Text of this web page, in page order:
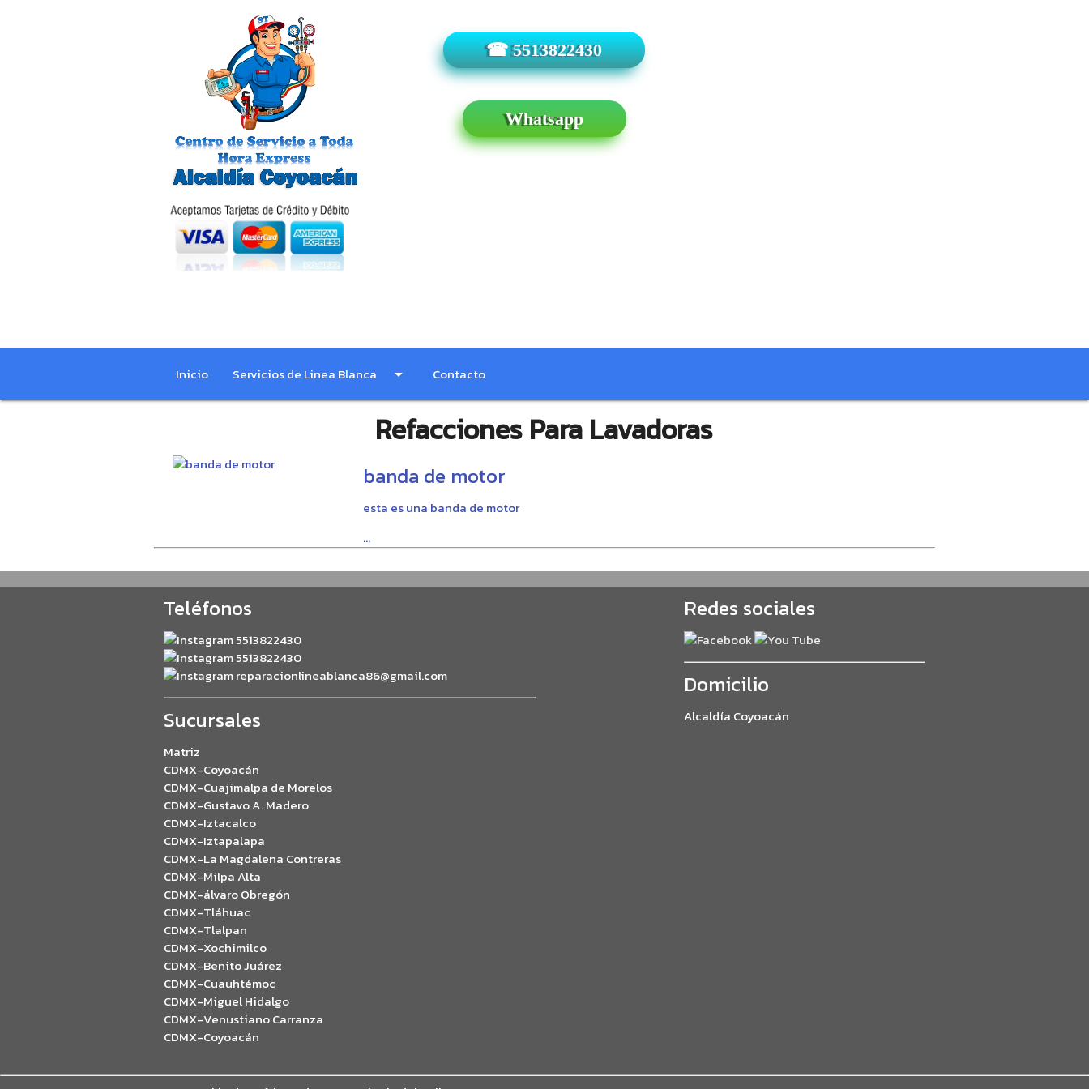
☎ 5513822430
Whatsapp
Inicio Servicios de Linea Blanca arrow_drop_down Contacto
Refacciones Para Lavadoras
banda de motor
esta es una banda de motor
...
Teléfonos
5513822430
5513822430
reparacionlineablanca86@gmail.com
Sucursales
Matriz
CDMX-Coyoacán
CDMX-Cuajimalpa de Morelos
CDMX-Gustavo A. Madero
CDMX-Iztacalco
CDMX-Iztapalapa
CDMX-La Magdalena Contreras
CDMX-Milpa Alta
CDMX-álvaro Obregón
CDMX-Tláhuac
CDMX-Tlalpan
CDMX-Xochimilco
CDMX-Benito Juárez
CDMX-Cuauhtémoc
CDMX-Miguel Hidalgo
CDMX-Venustiano Carranza
CDMX-Coyoacán
Redes sociales
Domicilio
Alcaldía Coyoacán